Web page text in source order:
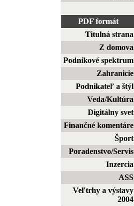
PDF formát
Titulná strana
Z domova
Podnikové spektrum
Zahranicie
Podnikateľ a štýl
Veda/Kultúra
Digitálny svet
Finančné komentáre
Šport
Poradenstvo/Servis
Inzercia
ASS
Veľtrhy a výstavy
2004